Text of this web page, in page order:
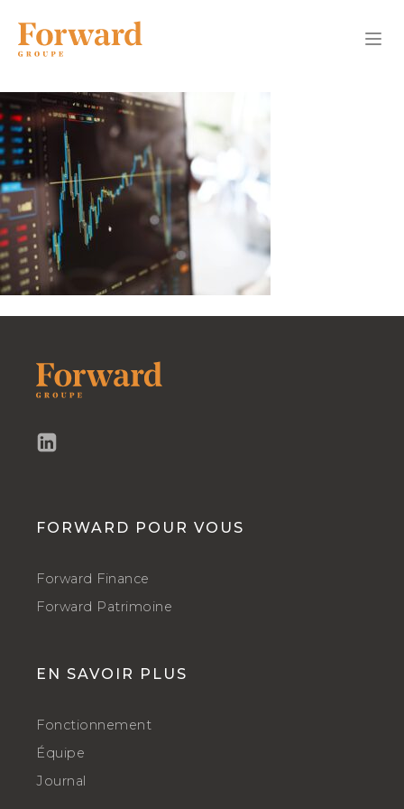
FORWARD POUR VOUS
Forward Finance
Forward Patrimoine
EN SAVOIR PLUS
Fonctionnement
Équipe
Journal